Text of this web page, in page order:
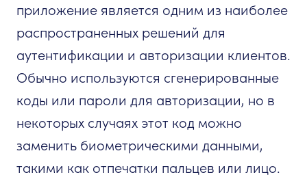
приложение является одним из наиболее
распространенных решений для
аутентификации и авторизации клиентов.
Обычно используются сгенерированные
коды или пароли для авторизации, но в
некоторых случаях этот код можно
заменить биометрическими данными,
такими как отпечатки пальцев или лицо.